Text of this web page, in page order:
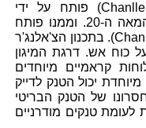
נדרש טנק חדש. הצָ'אלֶנְגֶ'ר (Chanllenger) פותח על ידי
הבריטים בסוף שנות השמונים של המאה ה-20. וממנו פותח
דגם נוסף בשם צָ'אלֶנְגֶ'ר-2 (Chanllenger II). בתכנון הצ'אלנג'ר
כוח אש. דרגת המיגון
קראמיים מיוחדים
יכול הטנק לדייק
של הטנק הבריטי
לעומת טנקים מודרניים